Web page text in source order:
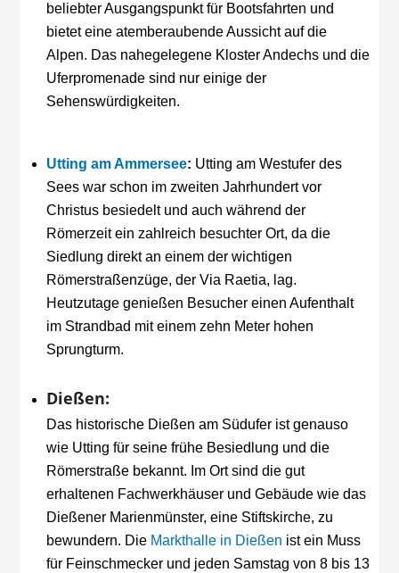
beliebter Ausgangspunkt für Bootsfahrten und
bietet eine atemberaubende Aussicht auf die
Alpen. Das nahegelegene Kloster Andechs und die
Uferpromenade sind nur einige der
Sehenswürdigkeiten.
Utting am Ammersee: Utting am Westufer des
Sees war schon im zweiten Jahrhundert vor
Christus besiedelt und auch während der
Römerzeit ein zahlreich besuchter Ort, da die
Siedlung direkt an einem der wichtigen
Römerstraßenzüge, der Via Raetia, lag.
Heutzutage genießen Besucher einen Aufenthalt
im Strandbad mit einem zehn Meter hohen
Sprungturm.
Dießen:
Das historische Dießen am Südufer ist genauso
wie Utting für seine frühe Besiedlung und die
Römerstraße bekannt. Im Ort sind die gut
erhaltenen Fachwerkhäuser und Gebäude wie das
Dießener Marienmünster, eine Stiftskirche, zu
bewundern. Die Markthalle in Dießen ist ein Muss
für Feinschmecker und jeden Samstag von 8 bis 13